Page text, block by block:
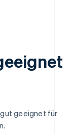
geeignet für